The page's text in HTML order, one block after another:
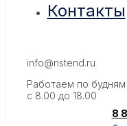
Контакты
info@nstend.ru
Работаем по будням
с 8.00 до 18.00
8